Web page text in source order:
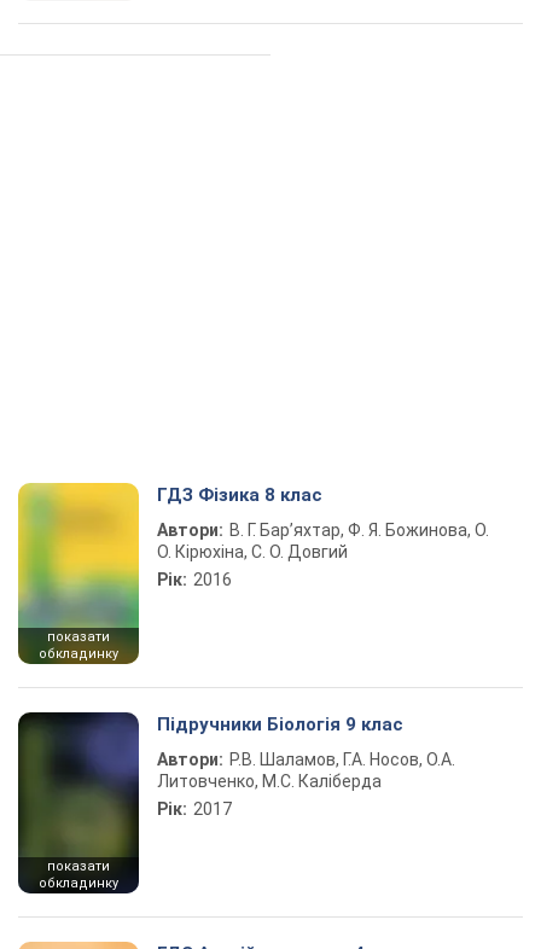
показати
обкладинку
ГДЗ Фізика 8 клас
Автори: В. Г. Бар’яхтар, Ф. Я. Божинова, О.
О. Кірюхіна, С. О. Довгий
Рік: 2016
показати
обкладинку
Підручники Біологія 9 клас
Автори: Р.В. Шаламов, Г.А. Носов, О.А.
Литовченко, М.С. Каліберда
Рік: 2017